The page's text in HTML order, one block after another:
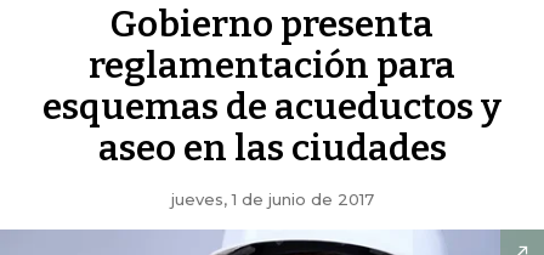
Gobierno presenta
reglamentación para
esquemas de acueductos y
aseo en las ciudades
jueves, 1 de junio de 2017